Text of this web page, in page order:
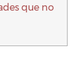
que no